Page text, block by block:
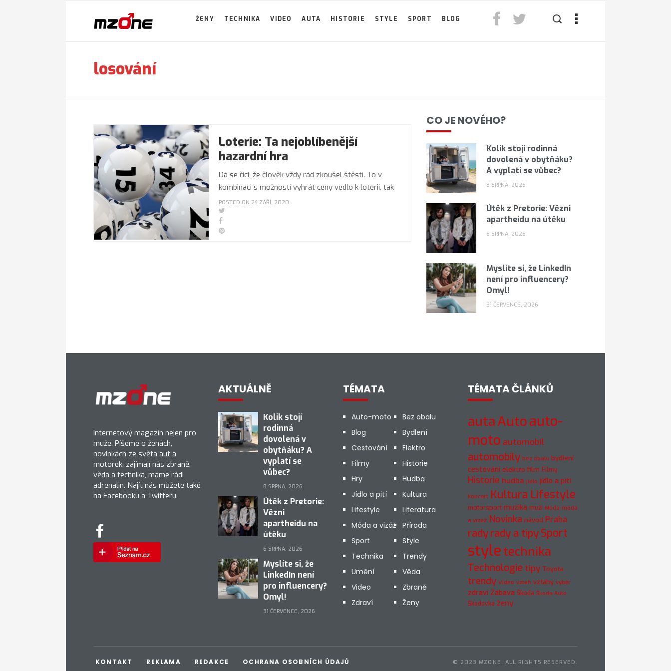
ŽENY TECHNIKA VIDEO AUTA HISTORIE STYLE SPORT BLOG
losování
Loterie: Ta nejoblíbenější
hazardní hra
Dá se říci, že člověk vždy rád zkoušel štěstí. To v
kombinaci s možností vyhrát ceny vedlo k loterii, tak
POSTED ON 24 ZÁŘÍ, 2020
CO JE NOVÉHO?
Kolik stojí rodinná
dovolená v obytňáku?
A vyplatí se vůbec?
8 SRPNA, 2026
Útěk z Pretorie: Vězni
apartheidu na útěku
6 SRPNA, 2026
Myslíte si, že LinkedIn
není pro influencery?
Omyl!
31 ČERVENCE, 2026
Internetový magazín nejen pro
muže. Píšeme o ženách,
novinkách ze světa aut a
motorek, zajímají nás zbraně,
věda a technika, máme rádi
adrenalin. Najít nás můžete také
na Facebooku a Twitteru.
AKTUÁLNĚ
Kolik stojí
rodinná
dovolená v
obytňáku? A
vyplatí se
vůbec?
8 SRPNA, 2026
Útěk z Pretorie:
Vězni
apartheidu na
útěku
6 SRPNA, 2026
Myslíte si, že
LinkedIn není
pro influencery?
Omyl!
31 ČERVENCE, 2026
TÉMATA
Auto-moto
Bez obalu
Blog
Bydlení
Cestování
Elektro
Filmy
Historie
Hry
Hudba
Jídlo a pití
Kultura
Lifestyle
Literatura
Móda a vizáž
Příroda
Sport
Style
Technika
Trendy
Umění
Věda
Video
Zbraně
Zdraví
Ženy
TÉMATA ČLÁNKŮ
autaAutoauto-
moto automobil
automobily bez obalu bydlení
cestování elektro film Filmy
Historie hudba jídlo jídlo a pití
koncert Kultura Lifestyle
motorsport muzika muži Móda móda
a vizáž Novinka návod Praha
radyrady a tipySport
styletechnika
Technologie tipy Toyota
trendy Video vztah vztahy výběr
zdraví Zábava Škoda Škoda Auto
Škodovka ženy
© 2023 MZONE. ALL RIGHTS RESERVED.
KONTAKT REKLAMA REDAKCE OCHRANA OSOBNÍCH ÚDAJŮ